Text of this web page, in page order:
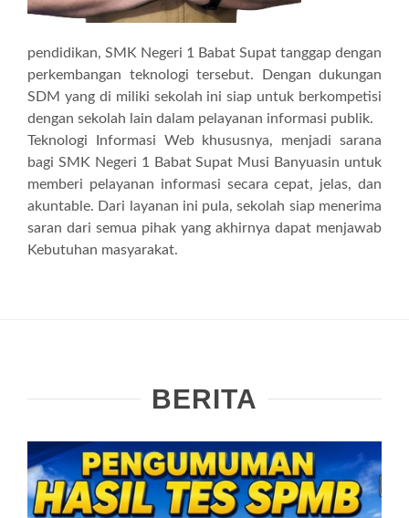
pendidikan, SMK Negeri 1 Babat Supat tanggap dengan
perkembangan teknologi tersebut. Dengan dukungan
SDM yang di miliki sekolah ini siap untuk berkompetisi
dengan sekolah lain dalam pelayanan informasi publik.
Teknologi Informasi Web khususnya, menjadi sarana
bagi SMK Negeri 1 Babat Supat Musi Banyuasin untuk
memberi pelayanan informasi secara cepat, jelas, dan
akuntable. Dari layanan ini pula, sekolah siap menerima
saran dari semua pihak yang akhirnya dapat menjawab
Kebutuhan masyarakat.
BERITA